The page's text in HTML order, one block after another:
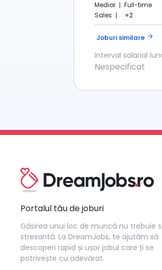
Medior
Full-time
Sales
+2
Joburi similare arrow_forward
Interval salarial
Nespecificat
Portalul tău de joburi
Găsirea unui loc de muncă nu trebuie
stresantă. La DreamJobs, te ajutăm să
descoperi rapid și ușor jobul care ți se
potrivește cu adevărat.